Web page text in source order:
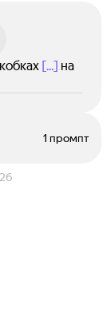
[...] на
1 промпт